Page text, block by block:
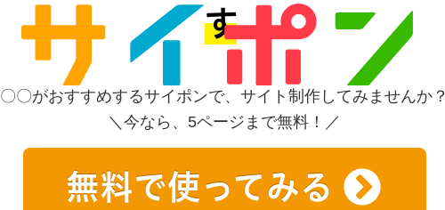
す
〇〇がおすすめするサイポンで、サイト制作してみませんか？
＼今なら、5ページまで無料！／
無料で使ってみる